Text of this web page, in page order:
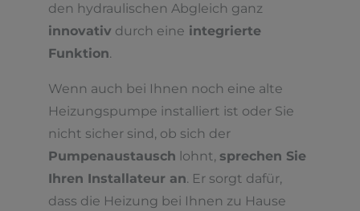
den hydraulischen Abgleich ganz
innovativ durch eine integrierte
Funktion.
Wenn auch bei Ihnen noch eine alte
Heizungspumpe installiert ist oder Sie
nicht sicher sind, ob sich der
Pumpenaustausch lohnt, sprechen Sie
Ihren Installateur an. Er sorgt dafür,
dass die Heizung bei Ihnen zu Hause